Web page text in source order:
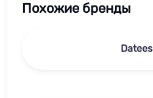
Похожие бренды
Datees